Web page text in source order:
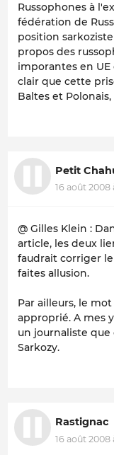
Russophones à
fédération de
position
propos des
imporantes en
clair que cette
Baltes et
Petit
16 août 2008
@ Gilles Klein :
article, les deux
faudrait corriger
faites allusion.
Par ailleurs, le
approprié. A mes
un journaliste
Sarkozy.
Rastignac
16 août 2008